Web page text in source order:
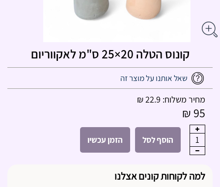
קונוס הטלה 20×25 ס"מ לאקווריום
שאל אותנו על מוצר זה
מחיר משלוח: 22.9 ₪
95 ₪
1 הוסף לסל הזמן עכשיו
למה לקוחות קונים אצלנו